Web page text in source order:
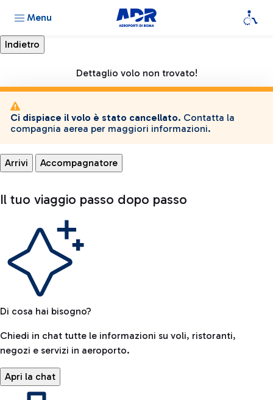
Menu
Dettaglio volo non trovato!
Ci dispiace il volo è stato cancellato. Contatta la
compagnia aerea per maggiori informazioni.
Arrivi Accompagnatore
Il tuo viaggio passo dopo passo
Di cosa hai bisogno?
Chiedi in chat tutte le informazioni su voli, ristoranti,
negozi e servizi in aeroporto.
Apri la chat